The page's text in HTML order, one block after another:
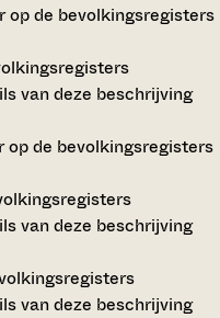
op de bevolkingsregisters
van deze beschrijving
op de bevolkingsregisters
van deze beschrijving
van deze beschrijving